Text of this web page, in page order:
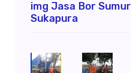
img Jasa Bor Sumur
Sukapura